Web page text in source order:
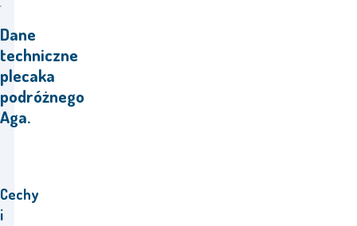
Dane
techniczne
plecaka
podróżnego
Aga.
Cechy
i